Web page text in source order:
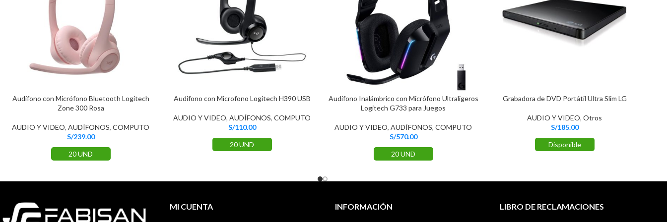
Audífono con Micrófono Bluetooth Logitech
Zone 300 Rosa
AUDIO Y VIDEO, AUDÍFONOS, COMPUTO
S/239.00
20 UND
Audifono con Microfono Logitech H390 USB
AUDIO Y VIDEO, AUDÍFONOS, COMPUTO
S/110.00
20 UND
Audífono Inalámbrico con Micrófono Ultraligeros
Logitech G733 para Juegos
AUDIO Y VIDEO, AUDÍFONOS, COMPUTO
S/570.00
20 UND
Grabadora de DVD Portátil Ultra Slim LG
AUDIO Y VIDEO, Otros
S/185.00
Disponible
MI CUENTA INFORMACIÓN LIBRO DE RECLAMACIONES